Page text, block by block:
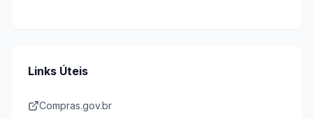
Links Úteis
Compras.gov.br